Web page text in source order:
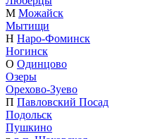
М Можайск
Мытищи
Н Наро-Фоминск
Ногинск
О Одинцово
Озеры
Орехово-Зуево
П Павловский Посад
Подольск
Пушкино